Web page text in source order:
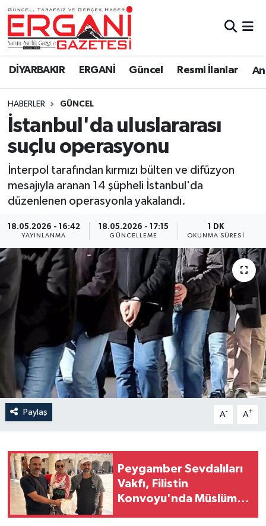
DİYARBAKIR ERGANİ Güncel Resmi İlanlar
HABERLER GÜNCEL
İstanbul'da uluslararası
suçlu operasyonu
İnterpol tarafından kırmızı bülten ve difüzyon
mesajıyla aranan 14 şüpheli İstanbul'da
düzenlenen operasyonla yakalandı.
18.05.2026 - 16:42
YAYINLANMA
18.05.2026 - 17:15
GÜNCELLEME
1 DK
OKUNMA SÜRESI
Paylaş A- A+
Peygamber Sevdalıları
Vakfı, Filistin
Konvoyu'nda Müslüman
DİYARBAKIR
BİSMİL
BAĞLAR
ERGANİ
Güncel
Eği̇ti̇m
Resmi İlanlar
Sağlık
Si̇yaset
Spor
Yaşam
Bi̇li̇m & Teknoloji̇
Dünya
Eği̇ti̇m
Ergani Nöbetçi Eczaneler
Ergani Hava Durumu
Ergani Trafik Yoğunluk Haritası
Süper Lig Puan Durumu ve Fikstür
Tüm Manşetler
Son Dakika Haberleri
Haber Arşivi